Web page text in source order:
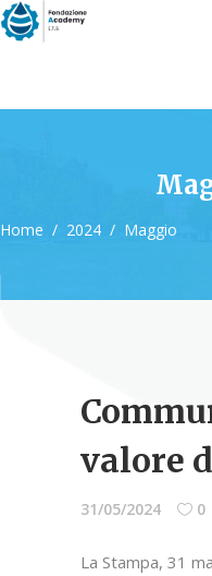
Home / 2024 / Maggio
valore
31/05/2024 0
La Stampa, 31